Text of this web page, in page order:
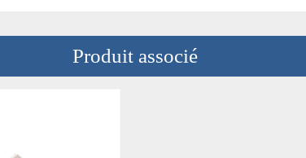
Produit associé